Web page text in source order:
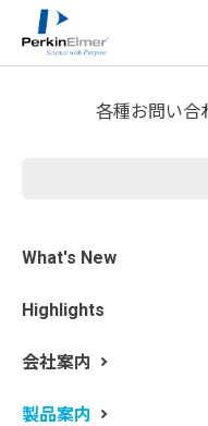
各種お問い合
What's New
Highlights
会社案内
製品案内
ホーム